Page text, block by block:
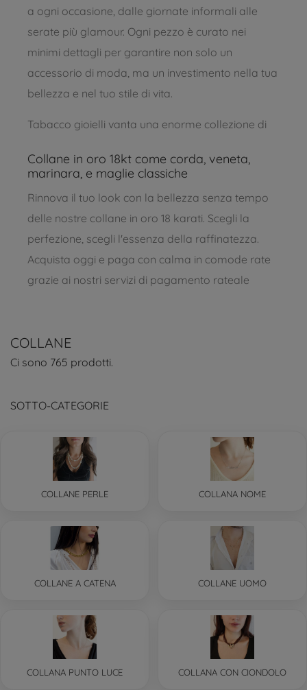
a ogni occasione, dalle giornate informali alle
serate più glamour. Ogni pezzo è curato nei
minimi dettagli per garantire non solo un
accessorio di moda, ma un investimento nella tua
bellezza e nel tuo stile di vita.
Tabacco gioielli vanta una enorme collezione di
Collane in oro 18kt come corda, veneta,
marinara, e maglie classiche
Rinnova il tuo look con la bellezza senza tempo
delle nostre collane in oro 18 karati. Scegli la
perfezione, scegli l'essenza della raffinatezza.
Acquista oggi e paga con calma in comode rate
grazie ai nostri servizi di pagamento rateale
COLLANE
Ci sono 765 prodotti.
SOTTO-CATEGORIE
COLLANE PERLE COLLANA NOME
COLLANE A CATENA COLLANE UOMO
COLLANA PUNTO LUCE COLLANA CON CIONDOLO